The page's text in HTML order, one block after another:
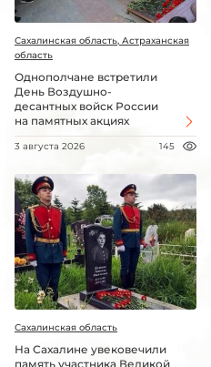
Сахалинская область, Астраханская
область
Однополчане встретили
День Воздушно-
десантных войск России
на памятных акциях
3 августа 2026 145
Сахалинская область
На Сахалине увековечили
память участника Великой